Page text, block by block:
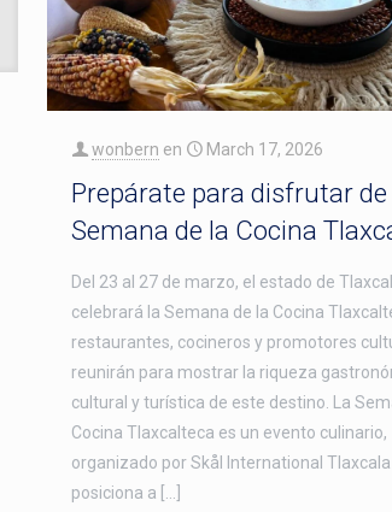
wonbern en March 17, 2026
Prepárate para disfrutar de
Semana de la Cocina
Del 23 al 27 de marzo, el estado de
celebrará la Semana de la Cocina
restaurantes, cocineros y promotores
reunirán para mostrar la riqueza
cultural y turística de este destino. La
Cocina Tlaxcalteca es un evento culinario,
organizado por Skål International
posiciona a […]